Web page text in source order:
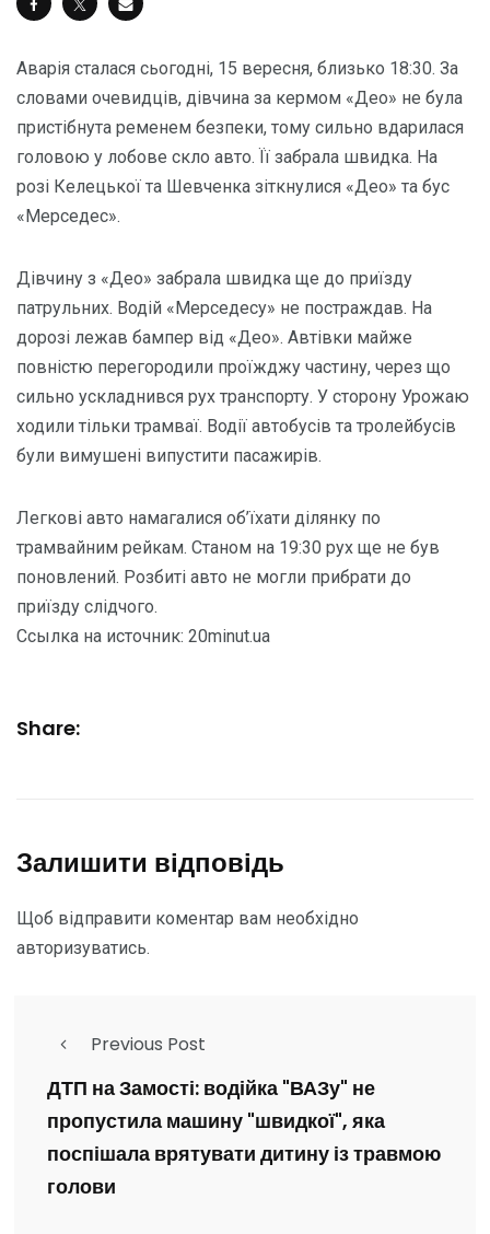
Аварія сталася сьогодні, 15 вересня, близько 18:30. За
словами очевидців, дівчина за кермом «Део» не була
пристібнута ременем безпеки, тому сильно вдарилася
головою у лобове скло авто. Її забрала швидка. На
розі Келецької та Шевченка зіткнулися «Део» та бус
«Мерседес».
Дівчину з «Део» забрала швидка ще до приїзду
патрульних. Водій «Мерседесу» не постраждав. На
дорозі лежав бампер від «Део». Автівки майже
повністю перегородили проїжджу частину, через що
сильно ускладнився рух транспорту. У сторону Урожаю
ходили тільки трамваї. Водії автобусів та тролейбусів
були вимушені випустити пасажирів.
Легкові авто намагалися об’їхати ділянку по
трамвайним рейкам. Станом на 19:30 рух ще не був
поновлений. Розбиті авто не могли прибрати до
приїзду слідчого.
Ссылка на источник: 20minut.ua
Share:
Залишити відповідь
Щоб відправити коментар вам необхідно
авторизуватись.
Previous Post
ДТП на Замості: водійка "ВАЗу" не
пропустила машину "швидкої", яка
поспішала врятувати дитину із травмою
голови